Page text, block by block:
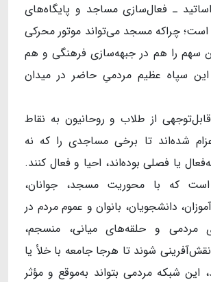
ـ فعال‌سازی مساجد و پایگاه‌های
چراکه مسجد می‌تواند موتور محرکی
سهم را هم در جبهه‌سازی فرهنگی و هم
این سپاه عظیم مردمیِ حاضر در میدان
از طلاب و روحانیون به نقاط
شده‌اند تا برخی مساجدی را که نه
یا فصلی بوده‌اند، احیا و فعال کنند.
که با محوریت مسجد، جوانان،
دانشجویان، بانوان و عموم مردم در
مردمی و حلقه‌های میانی، منسجم،
شوند تا هرجا جامعه با خلأ یا
این شبکه مردمی بتواند به‌موقع و مؤثر